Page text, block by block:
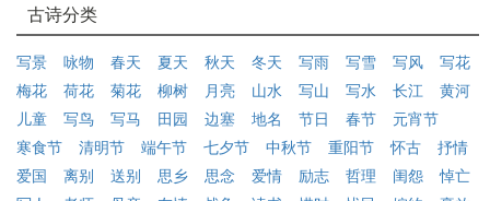
古诗分类
写景 咏物 春天 夏天 秋天 冬天 写雨 写雪 写风
写花
梅花
荷花 菊花 柳树 月亮 山水 写山 写水 长江
黄河
儿童
写鸟 写马 田园 边塞 地名 节日 春节
元宵节
寒食节
清明节 端午节 七夕节 中秋节 重阳节 怀古
抒情
爱国
离别 送别 思乡 思念 爱情 励志 哲理 闺怨
悼亡